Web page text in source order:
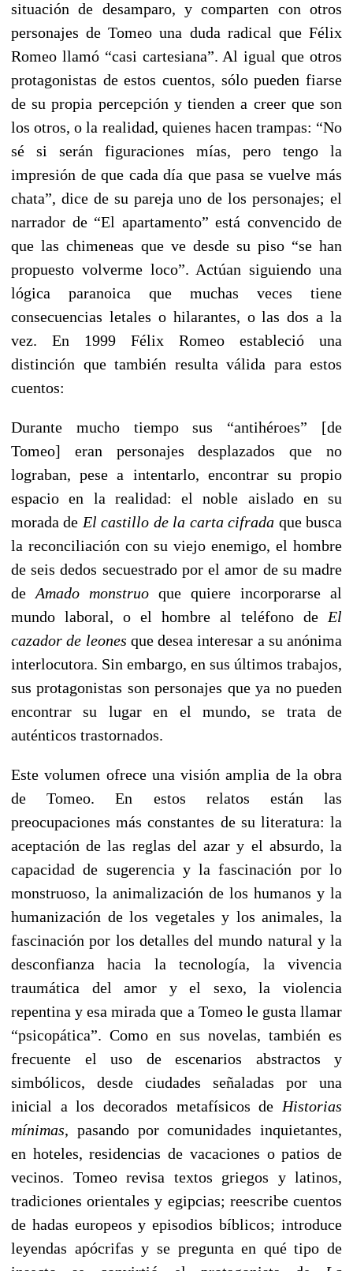
situación de desamparo, y comparten con otros
personajes de Tomeo una duda radical que Félix
Romeo llamó “casi cartesiana”. Al igual que otros
protagonistas de estos cuentos, sólo pueden fiarse
de su propia percepción y tienden a creer que son
los otros, o la realidad, quienes hacen trampas: “No
sé si serán figuraciones mías, pero tengo la
impresión de que cada día que pasa se vuelve más
chata”, dice de su pareja uno de los personajes; el
narrador de “El apartamento” está convencido de
que las chimeneas que ve desde su piso “se han
propuesto volverme loco”. Actúan siguiendo una
lógica paranoica que muchas veces tiene
consecuencias letales o hilarantes, o las dos a la
vez. En 1999 Félix Romeo estableció una
distinción que también resulta válida para estos
cuentos:
Durante mucho tiempo sus “antihéroes” [de
Tomeo] eran personajes desplazados que no
lograban, pese a intentarlo, encontrar su propio
espacio en la realidad: el noble aislado en su
morada de El castillo de la carta cifrada que busca
la reconciliación con su viejo enemigo, el hombre
de seis dedos secuestrado por el amor de su madre
de Amado monstruo que quiere incorporarse al
mundo laboral, o el hombre al teléfono de El
cazador de leones que desea interesar a su anónima
interlocutora. Sin embargo, en sus últimos trabajos,
sus protagonistas son personajes que ya no pueden
encontrar su lugar en el mundo, se trata de
auténticos trastornados.
Este volumen ofrece una visión amplia de la obra
de Tomeo. En estos relatos están las
preocupaciones más constantes de su literatura: la
aceptación de las reglas del azar y el absurdo, la
capacidad de sugerencia y la fascinación por lo
monstruoso, la animalización de los humanos y la
humanización de los vegetales y los animales, la
fascinación por los detalles del mundo natural y la
desconfianza hacia la tecnología, la vivencia
traumática del amor y el sexo, la violencia
repentina y esa mirada que a Tomeo le gusta llamar
“psicopática”. Como en sus novelas, también es
frecuente el uso de escenarios abstractos y
simbólicos, desde ciudades señaladas por una
inicial a los decorados metafísicos de Historias
mínimas, pasando por comunidades inquietantes,
en hoteles, residencias de vacaciones o patios de
vecinos. Tomeo revisa textos griegos y latinos,
tradiciones orientales y egipcias; reescribe cuentos
de hadas europeos y episodios bíblicos; introduce
leyendas apócrifas y se pregunta en qué tipo de